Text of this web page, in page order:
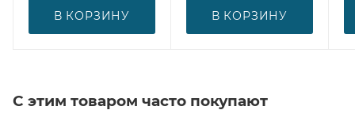
В КОРЗИНУ В КОРЗИНУ
С этим товаром часто покупают